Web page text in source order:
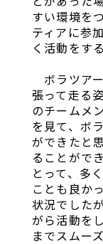
すい環境を
ティアに参
く活動をす
ボラツア
張って走る
のチームメ
を見て、ボ
ができたと
ることがで
とって、多
ことも良か
状況でした
がら活動を
までスムー